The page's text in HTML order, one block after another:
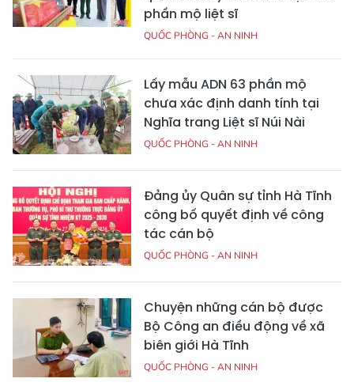
phần mộ liệt sĩ
QUỐC PHÒNG - AN NINH
Lấy mẫu ADN 63 phần mộ
chưa xác định danh tính tại
Nghĩa trang Liệt sĩ Núi Nài
QUỐC PHÒNG - AN NINH
Đảng ủy Quân sự tỉnh Hà Tĩnh
công bố quyết định về công
tác cán bộ
QUỐC PHÒNG - AN NINH
Chuyện những cán bộ được
Bộ Công an điều động về xã
biên giới Hà Tĩnh
QUỐC PHÒNG - AN NINH